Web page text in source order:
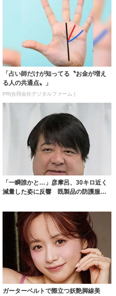
「占い師だけが知ってる〝お金が増え
る人の共通点〟」
PR(合同会社デジタルファーム )
「一瞬誰かと…」彦摩呂、30キロ近く
減量した姿に反響 既製品の防護服が
ガーターベルトで際立つ妖艶脚線美